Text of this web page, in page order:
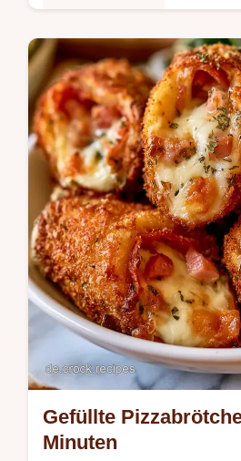
Käse ist dieses Gefülltes
Genuss. Die Details zum
Zeitplan führen dich zum
Gefüllte
Minuten